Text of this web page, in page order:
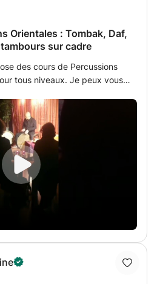
de compétition
Orientales : Tombak, Daf,
sur cadre
des cours de Percussions
tous niveaux. Je peux vous
Derbouka ou des Tambours sur
vous accompagne au mieux
et je vous transmets tout ce
maîtres au cours de ces
pas à me contacter pour